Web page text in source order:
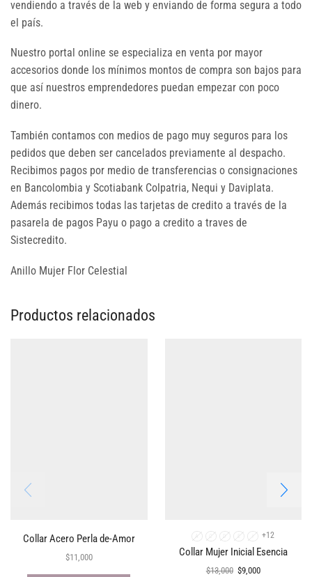
vendiendo a través de la web y enviando de forma segura a todo
el país.
Nuestro portal online se especializa en venta por mayor
accesorios donde los mínimos montos de compra son bajos para
que así nuestros emprendedores puedan empezar con poco
dinero.
También contamos con medios de pago muy seguros para los
pedidos que deben ser cancelados previamente al despacho.
Recibimos pagos por medio de transferencias o consignaciones
en Bancolombia y Scotiabank Colpatria, Nequi y Daviplata.
Además recibimos todas las tarjetas de credito a través de la
pasarela de pagos Payu o pago a credito a traves de
Sistecredito.
Anillo Mujer Flor Celestial
Productos relacionados
Collar Acero Perla de-Amor
$11,000
A +12
Collar Mujer Inicial Esencia
$13,000 $9,000